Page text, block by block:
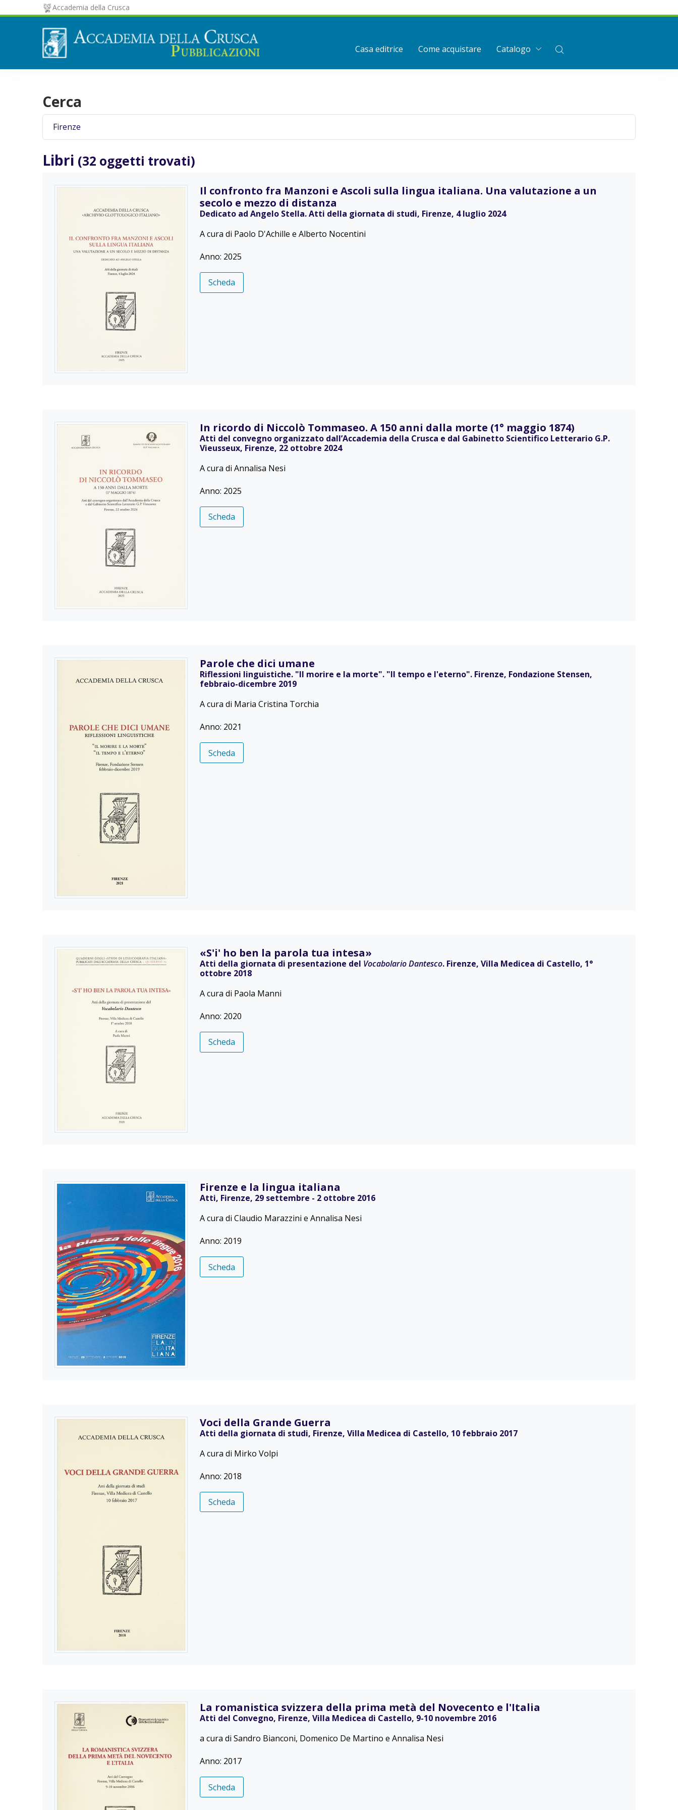
Accademia della Crusca
Casa editrice Come acquistare Catalogo
Cerca
Libri (32 oggetti trovati)
Il confronto fra Manzoni e Ascoli sulla lingua italiana. Una valutazione a un
secolo e mezzo di distanza
Dedicato ad Angelo Stella. Atti della giornata di studi, Firenze, 4 luglio 2024
A cura di Paolo D'Achille e Alberto Nocentini
Anno: 2025
Scheda
In ricordo di Niccolò Tommaseo. A 150 anni dalla morte (1° maggio 1874)
Atti del convegno organizzato dall’Accademia della Crusca e dal Gabinetto Scientifico Letterario G.P.
Vieusseux, Firenze, 22 ottobre 2024
A cura di Annalisa Nesi
Anno: 2025
Scheda
Parole che dici umane
Riflessioni linguistiche. "Il morire e la morte". "Il tempo e l'eterno". Firenze, Fondazione Stensen,
febbraio-dicembre 2019
A cura di Maria Cristina Torchia
Anno: 2021
Scheda
«S'i' ho ben la parola tua intesa»
Atti della giornata di presentazione del Vocabolario Dantesco. Firenze, Villa Medicea di Castello, 1°
ottobre 2018
A cura di Paola Manni
Anno: 2020
Scheda
Firenze e la lingua italiana
Atti, Firenze, 29 settembre - 2 ottobre 2016
A cura di Claudio Marazzini e Annalisa Nesi
Anno: 2019
Scheda
Voci della Grande Guerra
Atti della giornata di studi, Firenze, Villa Medicea di Castello, 10 febbraio 2017
A cura di Mirko Volpi
Anno: 2018
Scheda
La romanistica svizzera della prima metà del Novecento e l'Italia
Atti del Convegno, Firenze, Villa Medicea di Castello, 9-10 novembre 2016
a cura di Sandro Bianconi, Domenico De Martino e Annalisa Nesi
Anno: 2017
Scheda